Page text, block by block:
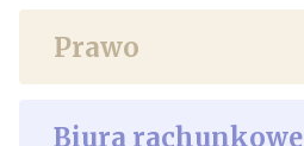
Prawo
Biura rachunkowe